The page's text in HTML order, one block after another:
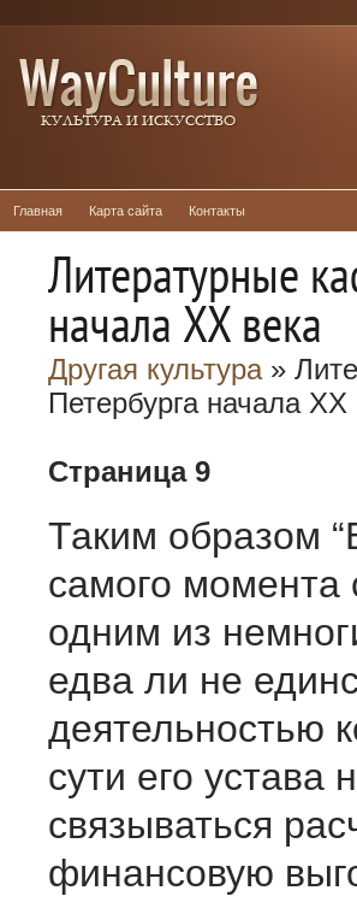
Главная Карта сайта Контакты
Литературные
начала XX века
Другая культура»
Петербурга начала XX
Страница 9
Таким образом
самого момента
одним из
едва ли не
деятельностью
сути его
связываться
финансовую